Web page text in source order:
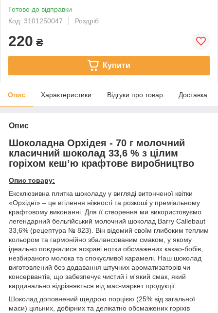
Готово до відправки
Код: 3101250047
Роздріб
220 ₴
Купити
Опис Характеристики Відгуки про товар Доставка
Опис
Шоколадна Орхідея - 70 г молочний
класичний шоколад 33,6 % з цілим
горіхом кеш’ю крафтове виробництво
Опис товару:
Ексклюзивна плитка шоколаду у вигляді витонченої квітки
«Орхідеї» – це втілення ніжності та розкоші у преміальному
крафтовому виконанні. Для її створення ми використовуємо
легендарний бельгійський молочний шоколад Barry Callebaut
33,6% (рецептура № 823). Він відомий своїм глибоким теплим
кольором та гармонійно збалансованим смаком, у якому
ідеально поєдналися яскраві нотки обсмажених какао-бобів,
незбираного молока та спокусливої карамелі. Наш шоколад
виготовлений без додавання штучних ароматизаторів чи
консервантів, що забезпечує чистий і м'який смак, який
кардинально відрізняється від мас-маркет продукції.
Шоколад доповнений щедрою порцією (25% від загальної
маси) цільних, добірних та делікатно обсмажених горіхів